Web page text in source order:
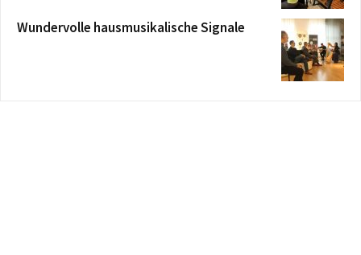
Wundervolle hausmusikalische Signale